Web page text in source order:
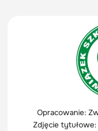
Opracowanie:
Zdjęcie tytułowe: